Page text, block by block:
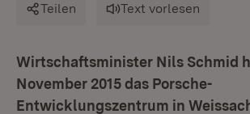
Teilen Text vorlesen
Wirtschaftsminister Nils Schmid
November 2015 das Porsche-
Entwicklungszentrum in